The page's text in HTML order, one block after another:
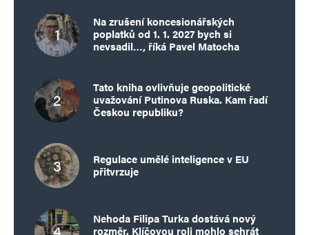
Na zrušení koncesionářských
poplatků od 1. 1. 2027 bych si
nevsadil…, říká Pavel Matocha
Tato kniha ovlivňuje geopolitické
uvažování Putinova Ruska. Kam řadí
Českou republiku?
Regulace umělé inteligence v EU
přitvrzuje
Nehoda Filipa Turka dostává nový
rozměr. Klíčovou roli mohlo sehrát